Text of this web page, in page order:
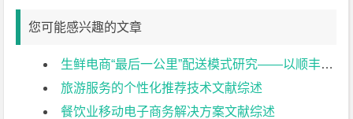
您可能感兴趣的文章
生鲜电商“最后一公里”配送模式研究——以顺丰优选为例文献综述
旅游服务的个性化推荐技术文献综述
餐饮业移动电子商务解决方案文献综述